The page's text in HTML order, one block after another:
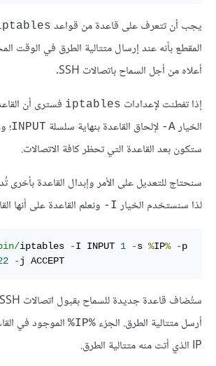
يجب أن تتعرف على قاعدة من قواعد
المقطع بأنه عند إرسال متتالية الطرق في الوقت
أعلاه من أجل السماح باتصالات SSH.
إذا تفطنت لإعدادات iptables فسترى أن
الخيارA- لإلحاق القاعدة بنهاية سلسلة INPUT؛
ستكون بعد القاعدة التي تحظر كافة الاتصالات.
سنحتاج للتعديل على الأمر وإبدال القاعدة بأخرى
لذا سنستخدم الخيار I- ونعلم القاعدة على أنها
iptables -I INPUT 1 -s %IP% -p
-j ACCEPT
أرسل متتالية الطرق. الجزء %IP%
الموجود في
IP الذي أتت منه متتالية الطرق.